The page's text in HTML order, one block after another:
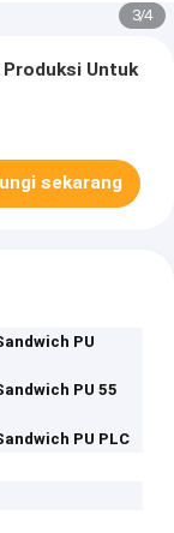
3/4
Produksi Untuk
sekarang
PU
PU 55
PU PLC